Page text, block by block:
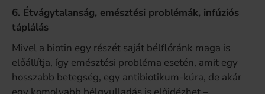
6. Étvágytalanság, emésztési problémák, infúziós
táplálás
Mivel a biotin egy részét saját bélflóránk maga is
előállítja, így emésztési probléma esetén, amit egy
hosszabb betegség, egy antibiotikum-kúra, de akár